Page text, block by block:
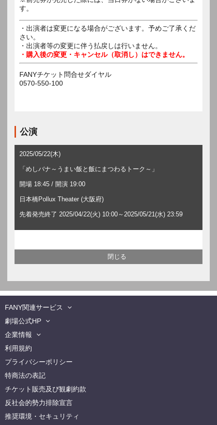
す。
・出演者は変更になる場合がございます。予めご了承くだ
さい。
・出演者等の変更に伴う払戻しは行いません。
・購入後の変更・キャンセル（取消し）はできません。
FANYチケット問合せダイヤル
0570-550-100
公演
2025/05/22(木)
「めしバナ～うまい飯と飯にまつわるトーク～」
開場 18:45 / 開演 19:00
日本橋Pollux Theater (大阪府)
先着発売終了 2025/04/22(火) 10:00～2025/05/21(水) 23:59
FANY関連サービス
劇場公式HP
企業情報
利用規約
プライバシーポリシー
特商法の表記
チケット販売及び観劇約款
反社会的勢力排除宣言
推奨環境・セキュリティ